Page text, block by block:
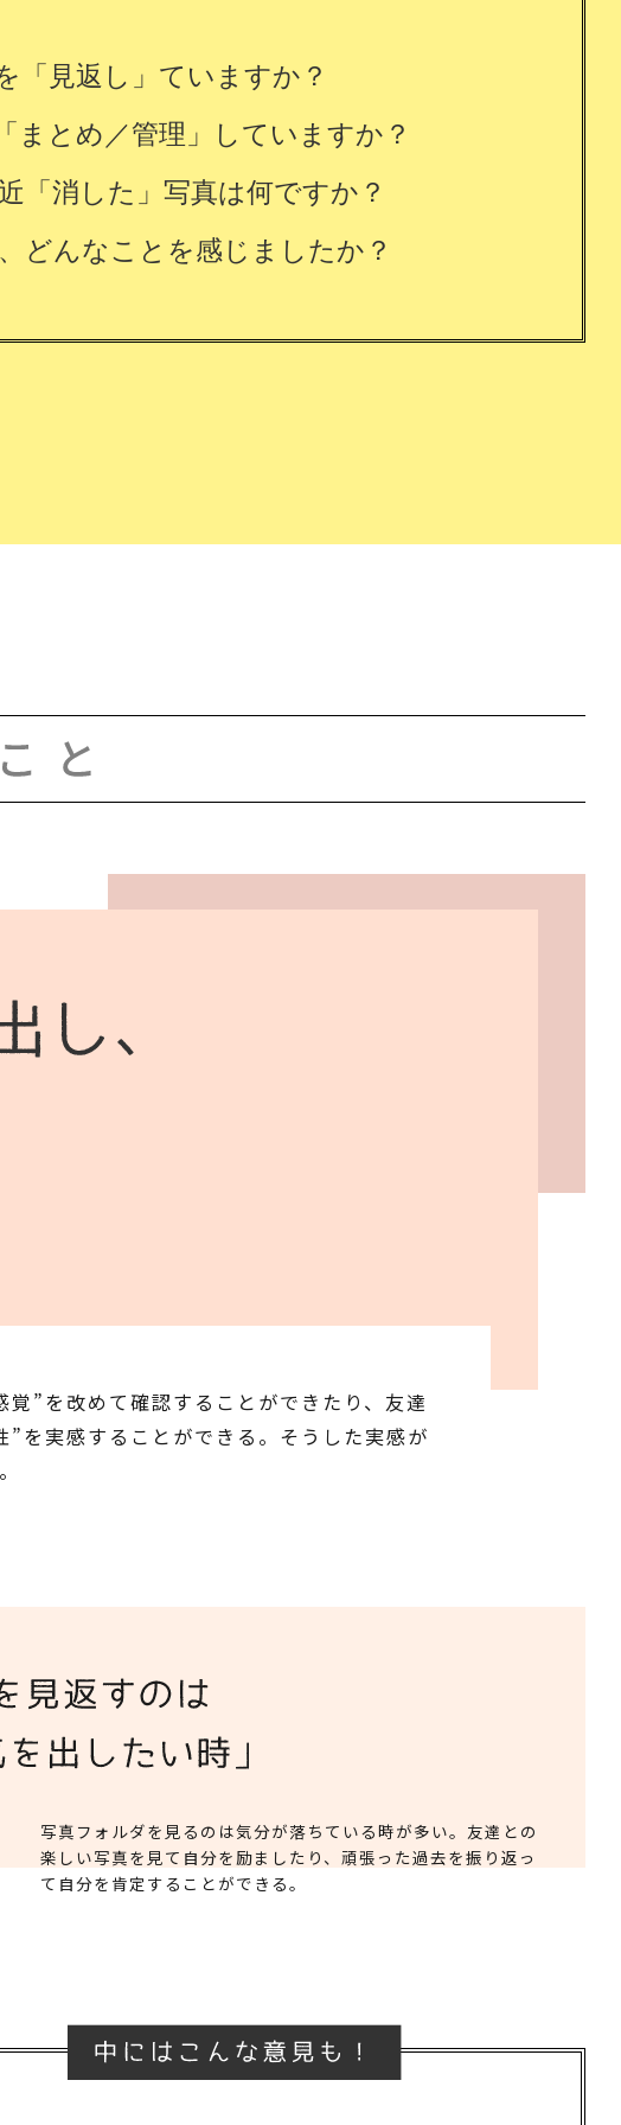
見返し」ていますか？
とめ／管理」していますか？
消した」写真は何ですか？
どんなことを感じましたか？
”を改めて確認することができたり、友達
を実感することができる。そうした実感が
写真フォルダを見るのは気分が落ちている時が多い。友達との
楽しい写真を見て自分を励ましたり、頑張った過去を振り返っ
て自分を肯定することができる。